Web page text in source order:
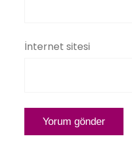
İnternet sitesi